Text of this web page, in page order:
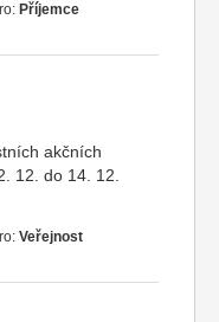
Příjemce
akčních
12. do 14. 12.
Veřejnost